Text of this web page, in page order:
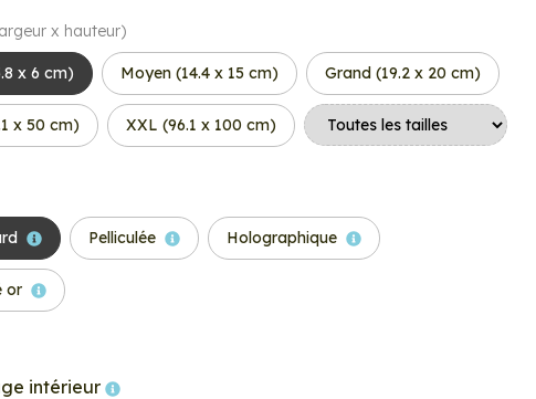
x hauteur)
x 6 cm) Moyen (14.4 x 15 cm) Grand (19.2 x 20 cm)
x 50 cm) XXL (96.1 x 100 cm)
Pelliculée Holographique
or
intérieur